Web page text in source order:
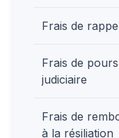
Frais de
Frais de
judiciaire
Frais de
à la résiliation